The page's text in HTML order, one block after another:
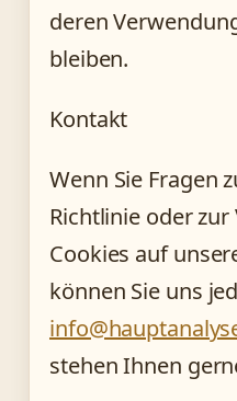
deren
bleiben.
Kontakt
Wenn Sie Fragen
Richtlinie oder
Cookies auf
können Sie uns
stehen Ihnen